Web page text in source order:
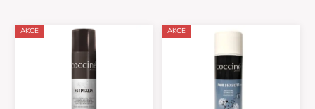
AKCE AKCE